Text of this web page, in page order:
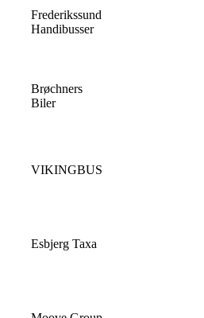
Frederikssund
Handibusser
Brøchners
Biler
VIKINGBUS
Esbjerg Taxa